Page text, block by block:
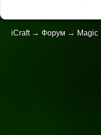
iCraft → Форум → Magic